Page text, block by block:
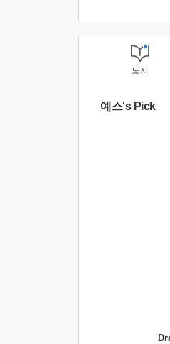
도서
예스's Pick